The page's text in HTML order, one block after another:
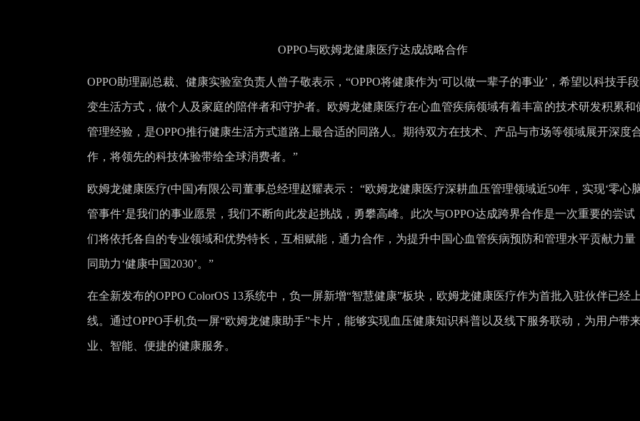
OPPO与欧姆龙健康医疗达成战略合作
OPPO助理副总裁、健康实验室负责人曾子敬表示，“OPPO将健康作为‘可以做一辈子的事业’，希望以科技手
变生活方式，做个人及家庭的陪伴者和守护者。欧姆龙健康医疗在心血管疾病领域有着丰富的技术研发积累和
管理经验，是OPPO推行健康生活方式道路上最合适的同路人。期待双方在技术、产品与市场等领域展开深度
作，将领先的科技体验带给全球消费者。”
欧姆龙健康医疗(中国)有限公司董事总经理赵耀表示： “欧姆龙健康医疗深耕血压管理领域近50年，实现‘零心
管事件’是我们的事业愿景，我们不断向此发起挑战，勇攀高峰。此次与OPPO达成跨界合作是一次重要的尝试
们将依托各自的专业领域和优势特长，互相赋能，通力合作，为提升中国心血管疾病预防和管理水平贡献力量
同助力‘健康中国2030’。”
在全新发布的OPPO ColorOS 13系统中，负一屏新增“智慧健康”板块，欧姆龙健康医疗作为首批入驻伙伴已经上
线。通过OPPO手机负一屏“欧姆龙健康助手”卡片，能够实现血压健康知识科普以及线下服务联动，为用户带
业、智能、便捷的健康服务。